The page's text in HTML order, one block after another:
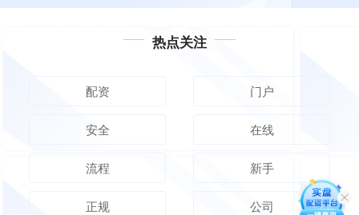
热点关注
配资 门户
安全 在线
流程 新手
正规 公司